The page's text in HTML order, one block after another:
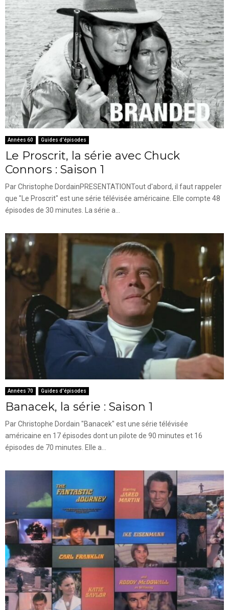
Années 60 Guides d'épisodes
Le Proscrit, la série avec Chuck
Connors : Saison 1
Par Christophe DordainPRESENTATIONTout d'abord, il faut rappeler
que "Le Proscrit" est une série télévisée américaine. Elle compte 48
épisodes de 30 minutes. La série a...
Années 70 Guides d'épisodes
Banacek, la série : Saison 1
Par Christophe Dordain "Banacek" est une série télévisée
américaine en 17 épisodes dont un pilote de 90 minutes et 16
épisodes de 70 minutes. Elle a...